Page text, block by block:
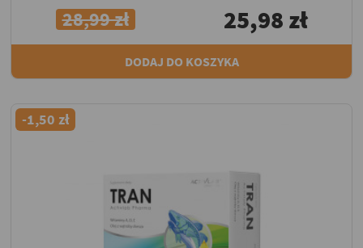
28,99 zł 25,98 zł
DODAJ DO KOSZYKA
-1,50 zł